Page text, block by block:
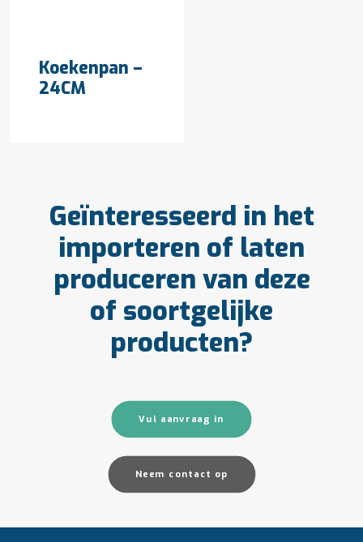
Koekenpan –
24CM
Geïnteresseerd in het
importeren of laten
produceren van deze
of soortgelijke
producten?
Vul aanvraag in
Neem contact op